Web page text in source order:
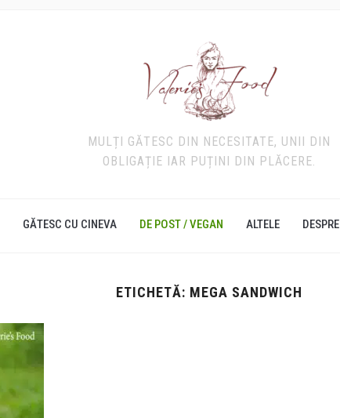
MULȚI GĂTESC DIN NECESITATE, UNII DIN
OBLIGAȚIE IAR PUȚINI DIN PLĂCERE.
GĂTESC CU CINEVA DE POST / VEGAN ALTELE DESPRE
ETICHETĂ: MEGA SANDWICH